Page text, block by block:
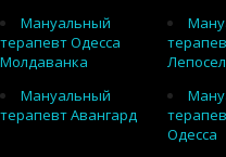
Мануальный
терапевт Одесса
Молдаванка
Мануальный
терапевт Авангард
Одесса